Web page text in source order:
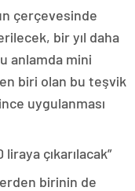
çerçevesinde
bir yıl daha
anlamda mini
biri olan bu teşvik
uygulanması
çıkarılacak”
birinin de